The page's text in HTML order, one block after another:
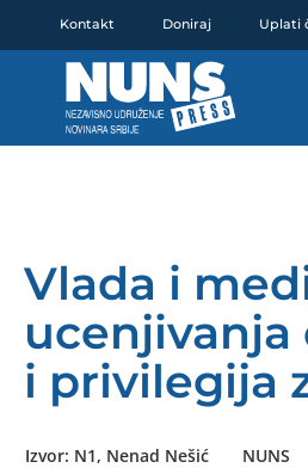
Kontakt Doniraj Uplati
Vlada i
ucenjivanja
i privilegija
Izvor: N1, Nenad Nešić NUNS